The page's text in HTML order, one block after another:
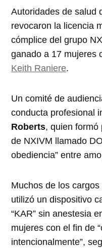
Autoridades de salud
revocaron la licencia
cómplice del grupo
ganado a 17 mujeres
Keith Raniere.
Un comité de
conducta profesional
Roberts, quien formó
de NXIVM llamado
obediencia” entre
Muchos de los
utilizó un dispositivo
“KAR” sin anestesia
mujeres con el fin de
intencionalmente”,